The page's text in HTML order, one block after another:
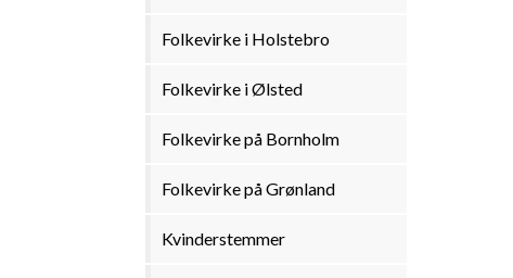
Folkevirke i Holstebro
Folkevirke i Ølsted
Folkevirke på Bornholm
Folkevirke på Grønland
Kvinderstemmer